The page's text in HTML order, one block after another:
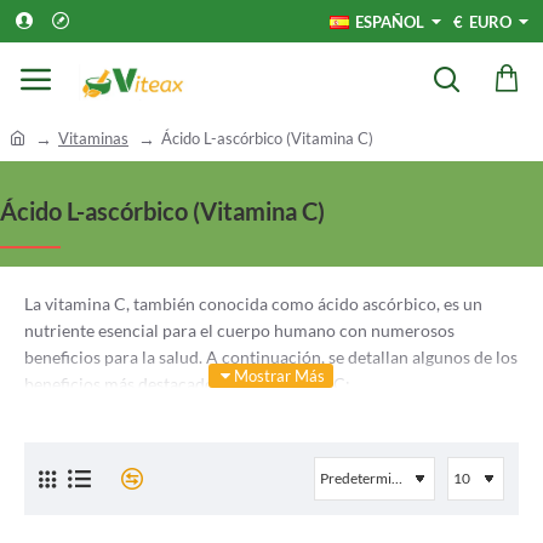
ESPAÑOL € EURO
o
e
Vitaminas Ácido L-ascórbico (Vitamina C)
Ácido L-ascórbico (Vitamina C)
La vitamina C, también conocida como ácido ascórbico, es un
nutriente esencial para el cuerpo humano con numerosos
beneficios para la salud. A continuación, se detallan algunos de los
beneficios más destacados de la vitamina C:
conocida por su papel fundamental en el fortalecimiento
del sistema inmunológico. Ayuda a estimular la producción